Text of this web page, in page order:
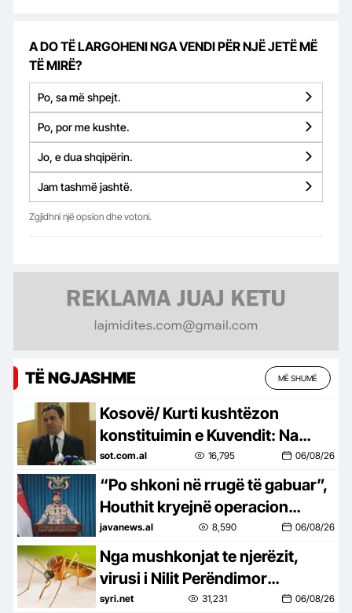
A DO TË LARGOHENI NGA VENDI PËR NJË JETË MË
TË MIRË?
Po, sa më shpejt.
Po, por me kushte.
Jo, e dua shqipërin.
Jam tashmë jashtë.
Zgjidhni një opsion dhe votoni.
TË NGJASHME MË SHUMË
Kosovë/ Kurti kushtëzon
konstituimin e Kuvendit: Na
duhet marrëveshje për
presidentin, vetëm kështu
shmangim…
sot.com.al 16,795 06/08/26
“Po shkoni në rrugë të gabuar”,
Houthit kryejnë operacion
ushtarak me qindra të vrarë
javanews.al 8,590 06/08/26
Nga mushkonjat te njerëzit,
virusi i Nilit Perëndimor
përhapet në 7 vende të Europës,
syri.net 31,231 06/08/26